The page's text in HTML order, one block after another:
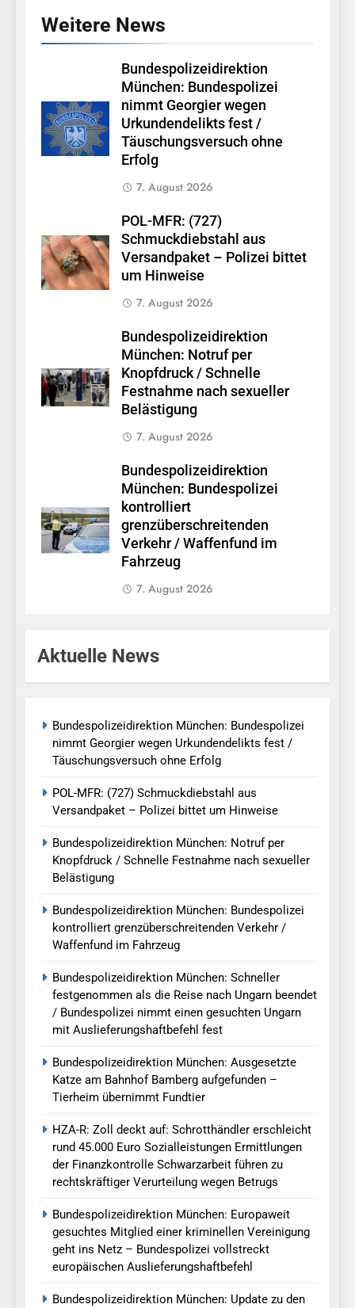
Weitere News
Bundespolizeidirektion
München: Bundespolizei
nimmt Georgier wegen
Urkundendelikts fest /
Täuschungsversuch ohne
Erfolg
7. August 2026
POL-MFR: (727)
Schmuckdiebstahl aus
Versandpaket – Polizei bittet
um Hinweise
7. August 2026
Bundespolizeidirektion
München: Notruf per
Knopfdruck / Schnelle
Festnahme nach sexueller
Belästigung
7. August 2026
Bundespolizeidirektion
München: Bundespolizei
kontrolliert
grenzüberschreitenden
Verkehr / Waffenfund im
Fahrzeug
7. August 2026
Aktuelle News
Bundespolizeidirektion München: Bundespolizei
nimmt Georgier wegen Urkundendelikts fest /
Täuschungsversuch ohne Erfolg
POL-MFR: (727) Schmuckdiebstahl aus
Versandpaket – Polizei bittet um Hinweise
Bundespolizeidirektion München: Notruf per
Knopfdruck / Schnelle Festnahme nach sexueller
Belästigung
Bundespolizeidirektion München: Bundespolizei
kontrolliert grenzüberschreitenden Verkehr /
Waffenfund im Fahrzeug
Bundespolizeidirektion München: Schneller
festgenommen als die Reise nach Ungarn beendet
/ Bundespolizei nimmt einen gesuchten Ungarn
mit Auslieferungshaftbefehl fest
Bundespolizeidirektion München: Ausgesetzte
Katze am Bahnhof Bamberg aufgefunden –
Tierheim übernimmt Fundtier
HZA-R: Zoll deckt auf: Schrotthändler erschleicht
rund 45.000 Euro Sozialleistungen Ermittlungen
der Finanzkontrolle Schwarzarbeit führen zu
rechtskräftiger Verurteilung wegen Betrugs
Bundespolizeidirektion München: Europaweit
gesuchtes Mitglied einer kriminellen Vereinigung
geht ins Netz – Bundespolizei vollstreckt
europäischen Auslieferungshaftbefehl
Bundespolizeidirektion München: Update zu den